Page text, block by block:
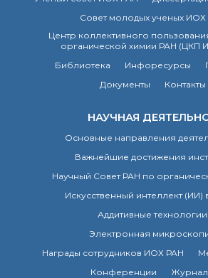
История ВХК РАН
Преподавательский
Почтовый сервер
Внутренний сайт
ЯМР-центр ИОХ РАН
Совет молодых ученых ИОХ
Центр коллективного
органической химии РАН (ЦКП
Библиотека
Инфоресурсы
Документы
Контакты
НАУЧНАЯ
Основные направления
Важнейшие достижения
Научный Совет РАН по
Искусственный интеллект (ИИ)
Аддитивные технологии
Электронная
Награды сотрудников ИОХ РАН
Конференции